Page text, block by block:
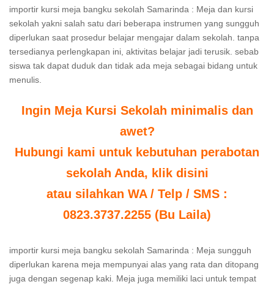
importir kursi meja bangku sekolah Samarinda : Meja dan kursi
sekolah yakni salah satu dari beberapa instrumen yang sungguh
diperlukan saat prosedur belajar mengajar dalam sekolah. tanpa
tersedianya perlengkapan ini, aktivitas belajar jadi terusik. sebab
siswa tak dapat duduk dan tidak ada meja sebagai bidang untuk
menulis.
Ingin Meja Kursi Sekolah minimalis dan
awet?
Hubungi kami untuk kebutuhan perabotan
sekolah Anda, klik disini
atau silahkan WA / Telp / SMS :
0823.3737.2255 (Bu Laila)
importir kursi meja bangku sekolah Samarinda : Meja sungguh
diperlukan karena meja mempunyai alas yang rata dan ditopang
juga dengan segenap kaki. Meja juga memiliki laci untuk tempat